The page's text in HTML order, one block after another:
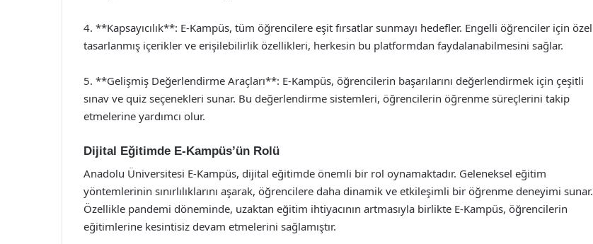
4. **Kapsayıcılık**: E-Kampüs, tüm öğrencilere eşit fırsatlar sunmayı hedefler. Engelli öğrenciler için özel
tasarlanmış içerikler ve erişilebilirlik özellikleri, herkesin bu platformdan faydalanabilmesini sağlar.
5. **Gelişmiş Değerlendirme Araçları**: E-Kampüs, öğrencilerin başarılarını değerlendirmek için çeşitli
sınav ve quiz seçenekleri sunar. Bu değerlendirme sistemleri, öğrencilerin öğrenme süreçlerini takip
etmelerine yardımcı olur.
Dijital Eğitimde E-Kampüs’ün Rolü
Anadolu Üniversitesi E-Kampüs, dijital eğitimde önemli bir rol oynamaktadır. Geleneksel eğitim
yöntemlerinin sınırlılıklarını aşarak, öğrencilere daha dinamik ve etkileşimli bir öğrenme deneyimi sunar.
Özellikle pandemi döneminde, uzaktan eğitim ihtiyacının artmasıyla birlikte E-Kampüs, öğrencilerin
eğitimlerine kesintisiz devam etmelerini sağlamıştır.